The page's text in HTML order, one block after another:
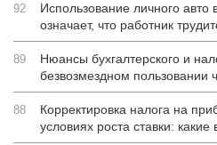
92
Использование личного
означает, что работник
89
Нюансы бухгалтерского и
безвозмездном пользовании
88
Корректировка налога на
условиях роста ставки: